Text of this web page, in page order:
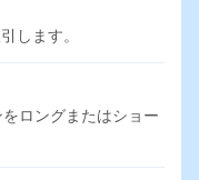
します。
ロングまたはショー